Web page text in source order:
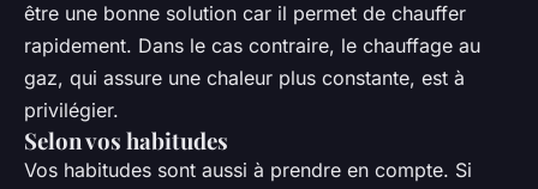
être une bonne solution car il permet de chauffer
rapidement. Dans le cas contraire, le chauffage au
gaz, qui assure une chaleur plus constante, est à
privilégier.
Selon vos habitudes
Vos habitudes sont aussi à prendre en compte. Si